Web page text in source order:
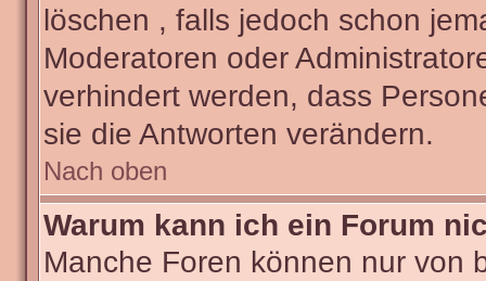
löschen , falls jedoch schon
Moderatoren oder
verhindert werden, dass
sie die Antworten verändern.
Nach oben
Warum kann ich ein Forum
Manche Foren können nur von